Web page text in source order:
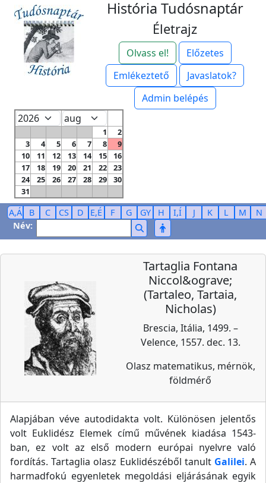
História Tudósnaptár
Életrajz
Olvass el!
Előzetes
Emlékeztető
Javaslatok?
Admin belépés
1
2
3
4 5 6 7 8
9
10
11 12 13 14 15
16
17
18 19 20 21 22
23
24
25 26 27 28 29
30
31
A,Á B C CS D E,É F G GY H I,Í J K L M
N
Név:
Tartaglia Fontana
Niccol&ograve;
(Tartaleo, Tartaia,
Nicholas)
Brescia, Itália, 1499. –
Velence, 1557. dec. 13.
Olasz matematikus, mérnök,
földmérő
Alapjában véve autodidakta volt. Különösen jelentős
volt Euklidész Elemek című művének kiadása 1543-
ban, ez volt az első modern európai nyelvre való
fordítás. Tartaglia olasz Euklidészéből tanult Galilei. A
harmadfokú egyenletek megoldási eljárásának egyik